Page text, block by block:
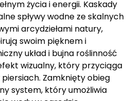
życia i energii. Kaskady
spływy wodne ze skalnych
arcydziełami natury,
swoim pięknem i
układ i bujna roślinność
wizualny, który przyciąga
Zamknięty obieg
system, który umożliwia